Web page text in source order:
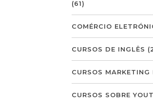
(61)
COMÉRCIO
CURSOS DE INGLÊS
CURSOS
CURSOS SOBRE